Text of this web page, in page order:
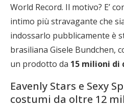
World Record. Il motivo? E’
intimo più stravagante che
indossarlo pubblicamente è
brasiliana Gisele Bundchen,
un prodotto da 15 milioni di
Eavenly Stars e Sexy
costumi da oltre 12